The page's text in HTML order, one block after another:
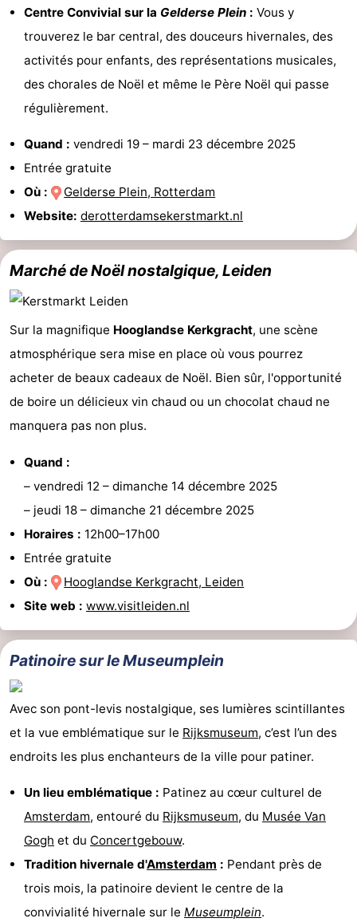
Zierikzee
Nature
Oosterschelde
Burgh
Haamstede
Nature
Kop
van
Schouwen
Météo
Contact
Centre Convivial sur la Gelderse Plein : Vous y
trouverez le bar central, des douceurs hivernales, des
activités pour enfants, des représentations musicales,
des chorales de Noël et même le Père Noël qui passe
régulièrement.
Quand : vendredi 19 – mardi 23 décembre 2025
Entrée gratuite
Où :
Gelderse Plein, Rotterdam
Website: derotterdamsekerstmarkt.nl
Marché de Noël nostalgique, Leiden
Sur la magnifique Hooglandse Kerkgracht, une scène
atmosphérique sera mise en place où vous pourrez
acheter de beaux cadeaux de Noël. Bien sûr, l'opportunité
de boire un délicieux vin chaud ou un chocolat chaud ne
manquera pas non plus.
Quand :
– vendredi 12 – dimanche 14 décembre 2025
– jeudi 18 – dimanche 21 décembre 2025
Horaires : 12h00–17h00
Entrée gratuite
Où :
Hooglandse Kerkgracht, Leiden
Site web : www.visitleiden.nl
Patinoire sur le Museumplein
Avec son pont-levis nostalgique, ses lumières scintillantes
et la vue emblématique sur le Rijksmuseum, c’est l’un des
endroits les plus enchanteurs de la ville pour patiner.
Un lieu emblématique : Patinez au cœur culturel de
Amsterdam, entouré du Rijksmuseum, du Musée Van
Gogh et du Concertgebouw.
Tradition hivernale d'Amsterdam : Pendant près de
trois mois, la patinoire devient le centre de la
convivialité hivernale sur le Museumplein.